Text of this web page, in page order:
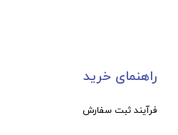
راهنمای خرید
فرآیند ثبت سفارش